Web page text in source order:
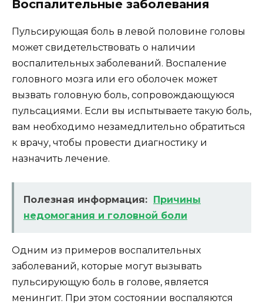
Воспалительные заболевания
Пульсирующая боль в левой половине головы
может свидетельствовать о наличии
воспалительных заболеваний. Воспаление
головного мозга или его оболочек может
вызвать головную боль, сопровождающуюся
пульсациями. Если вы испытываете такую боль,
вам необходимо незамедлительно обратиться
к врачу, чтобы провести диагностику и
назначить лечение.
Полезная информация: Причины
недомогания и головной боли
Одним из примеров воспалительных
заболеваний, которые могут вызывать
пульсирующую боль в голове, является
менингит. При этом состоянии воспаляются